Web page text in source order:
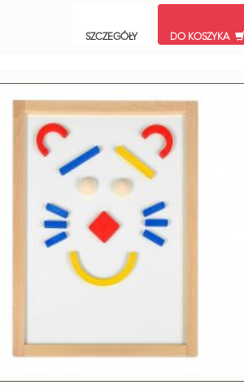
SZCZEGÓŁY DO KOSZYKA